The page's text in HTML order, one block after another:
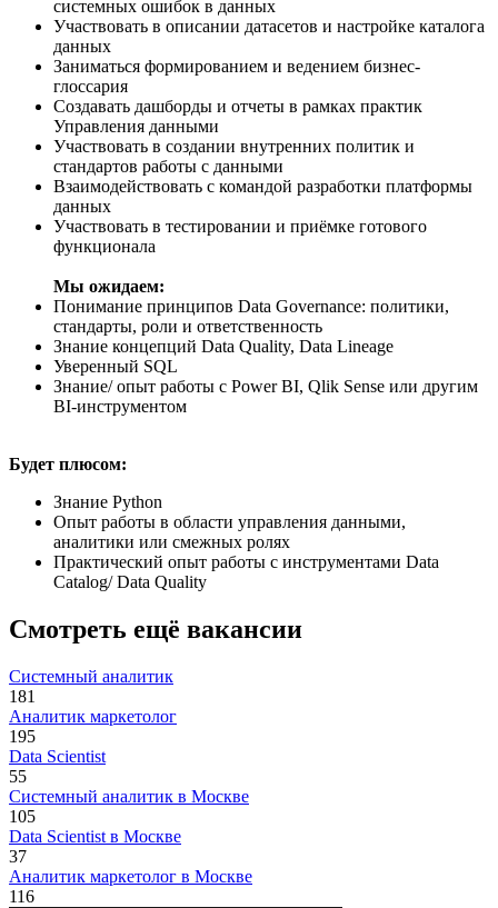
системных ошибок в данных
Участвовать в описании датасетов и настройке каталога
данных
Заниматься формированием и ведением бизнес-
глоссария
Создавать дашборды и отчеты в рамках практик
Управления данными
Участвовать в создании внутренних политик и
стандартов работы с данными
Взаимодействовать с командой разработки платформы
данных
Участвовать в тестировании и приёмке готового
функционала
Мы ожидаем:
Понимание принципов Data Governance: политики,
стандарты, роли и ответственность
Знание концепций Data Quality, Data Lineage
Уверенный SQL
Знание/ опыт работы с Power BI, Qlik Sense или другим
BI-инструментом
Будет плюсом:
Знание Python
Опыт работы в области управления данными,
аналитики или смежных ролях
Практический опыт работы с инструментами Data
Catalog/ Data Quality
Смотреть ещё вакансии
Системный аналитик
181
Аналитик маркетолог
195
Data Scientist
55
Системный аналитик в Москве
105
Data Scientist в Москве
37
Аналитик маркетолог в Москве
116